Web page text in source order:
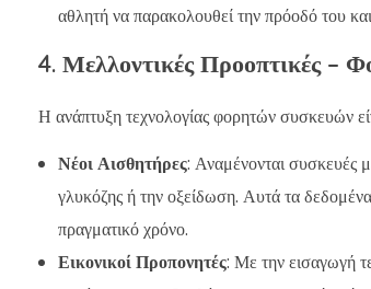
αθλητή να παρακολουθεί την πρόοδό του
4. Μελλοντικές Προοπτικές –
Η ανάπτυξη τεχνολογίας φορητών συσκευών
Νέοι Αισθητήρες: Αναμένονται συσκευές
γλυκόζης ή την οξείδωση. Αυτά τα
πραγματικό χρόνο.
Εικονικοί Προπονητές: Με την εισαγωγή